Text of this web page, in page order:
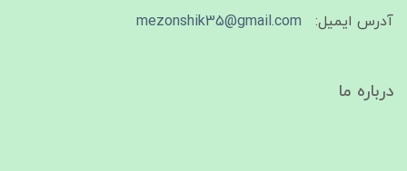
آدرس ایمیل:
mezonshik35@gmail.com
درباره ما